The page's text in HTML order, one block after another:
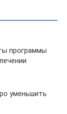
программы
уменьшить